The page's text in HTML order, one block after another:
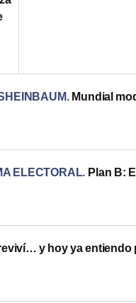
. Mundial
ELECTORAL. Plan B:
y hoy ya entiendo